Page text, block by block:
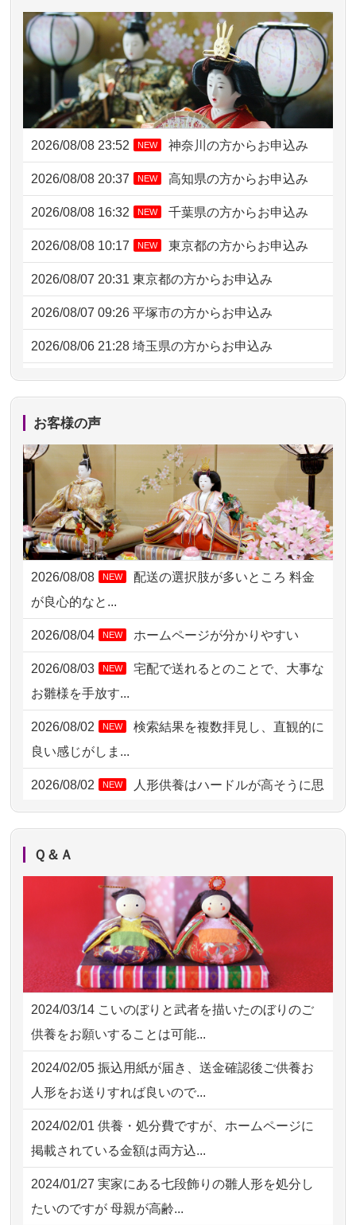
2026/08/08 23:52 NEW 神奈川の方からお申込み
2026/08/08 20:37 NEW 高知県の方からお申込み
2026/08/08 16:32 NEW 千葉県の方からお申込み
2026/08/08 10:17 NEW 東京都の方からお申込み
2026/08/07 20:31 東京都の方からお申込み
2026/08/07 09:26 平塚市の方からお申込み
2026/08/06 21:28 埼玉県の方からお申込み
2026/08/06 17:56 藤沢市の方からお申込み
2026/08/06 10:06
2026/08/06 09:17 三重県の方からお申込み
2026/08/06 06:48 横浜市の方からお申込み
2026/08/05 15:07 東京都の方からお申込み
2026/08/05 11:33 神奈川の方からお申込み
2026/08/04 17:34 西亀有の方からお申込み
2026/08/03 21:17 愛知県の方からお申込み
2026/08/02 18:47
2026/08/02 11:15 千葉県の方からお申込み
2026/08/02 10:39 神奈川の方からお申込み
2026/08/02 09:15
2026/08/02 06:46 相模原の方からお申込み
2026/08/01 19:28 東京都の方からお申込み
2026/08/01 17:10 東京都の方からお申込み
2026/08/01 11:07 さいたの方からお申込み
2026/07/31 17:28 栃木県の方からお申込み
2026/07/31 12:32 東京都の方からお申込み
お客様の声
2026/08/08 NEW
配送の選択肢が多いところ 料金
が良心的なと...
2026/08/04 NEW ホームページが分かりやすい
2026/08/03 NEW
宅配で送れるとのことで、大事な
お雛様を手放す...
2026/08/02 NEW
検索結果を複数拝見し、直観的に
良い感じがしま...
2026/08/02 NEW
人形供養はハードルが高そうに思
えるのですが、...
NEW
お人形の仕分けなども丁寧に行う
様子から、大切...
2026/07/25供養の内容（料金や送り方等）がとて
も丁寧に説...
2026/07/18 つい先日も利用させていただきまし
た。 手続...
2026/07/18 大切にしていたお人形をきちんと供養
してくださ...
2026/07/15 子供の頃から可愛がってきた七段飾り
の雛人形で...
2026/07/15 お客様の声を読み、丁寧に供養してい
ただけそう...
Ｑ＆Ａ
2024/03/14 こいのぼりと武者を描いたのぼりのご
供養をお願いすることは可能...
2024/02/05 振込用紙が届き、送金確認後ご供養お
人形をお送りすれば良いので...
2024/02/01 供養・処分費ですが、ホームページに
掲載されている金額は両方込...
2024/01/27 実家にある七段飾りの雛人形を処分し
たいのですが 母親が高齢...